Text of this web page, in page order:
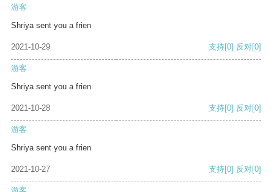
游客
Shriya sent you a frien
2021-10-29 支持[0] 反对[0]
游客
Shriya sent you a frien
2021-10-28 支持[0] 反对[0]
游客
Shriya sent you a frien
2021-10-27 支持[0] 反对[0]